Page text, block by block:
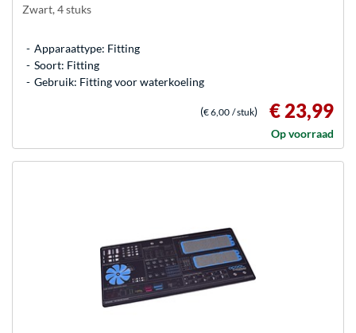
Zwart, 4 stuks
Apparaattype: Fitting
Soort: Fitting
Gebruik: Fitting voor waterkoeling
(€ 6,00 / stuk) € 23,99
Op voorraad